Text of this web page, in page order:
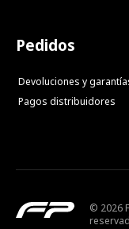
Pedidos
Devoluciones y
Pagos distribuidores
© 2026